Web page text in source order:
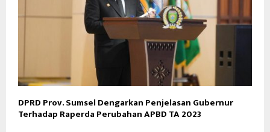
DPRD Prov. Sumsel Dengarkan Penjelasan Gubernur
Terhadap Raperda Perubahan APBD TA 2023